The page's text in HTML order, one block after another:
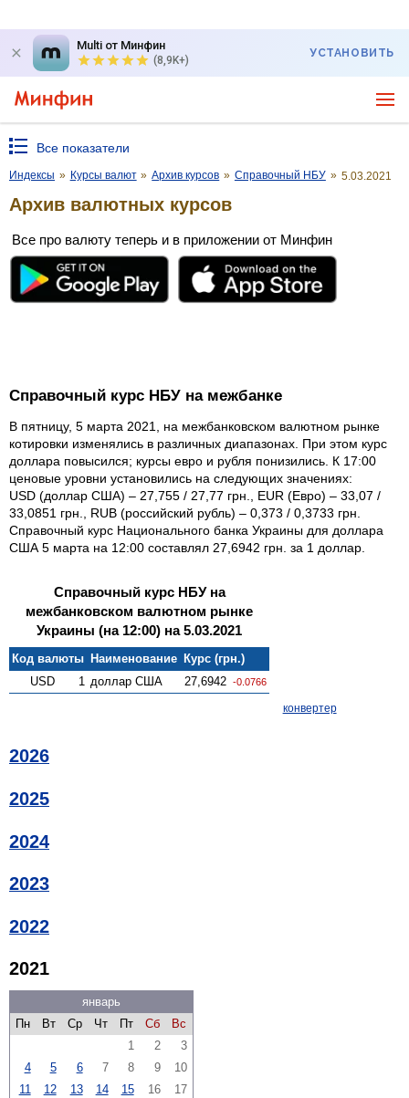
Multi от Минфин
(8,9K+)
УСТАНОВИТЬ
Все показатели
Индексы » Курсы валют » Архив курсов » Справочный НБУ » 5.03.2021
Архив валютных курсов
Все про валюту теперь и в приложении от Минфин
Справочный курс НБУ на межбанке
В пятницу, 5 марта 2021, на межбанковском валютном рынке
котировки изменялись в различных диапазонах. При этом курс
доллара повысился; курсы евро и рубля понизились. К 17:00
ценовые уровни установились на следующих значениях:
USD (доллар США) – 27,755 / 27,77 грн., EUR (Евро) – 33,07 /
33,0851 грн., RUB (российский рубль) – 0,373 / 0,3733 грн.
Справочный курс Национального банка Украины для доллара
США 5 марта на 12:00 составлял 27,6942 грн. за 1 доллар.
Справочный курс НБУ на
межбанковском валютном рынке
Украины (на 12:00) на 5.03.2021
Код валюты Наименование Курс (грн.)
USD
1 доллар США 27,6942 -0.0766
конвертер
2026
2025
2024
2023
2022
2021
январь
Пн
Вт Ср Чт Пт Сб
Вс
1
2
3
4
5 6 7 8 9
10
11
12 13 14 15 16
17